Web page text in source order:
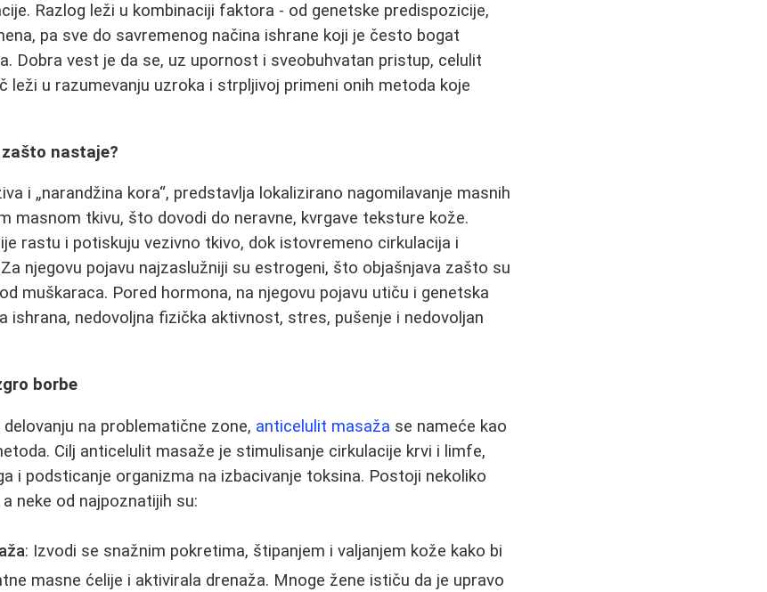
Razlog leži u kombinaciji faktora - od genetske predispozicije,
pa sve do savremenog načina ishrane koji je često bogat
Dobra vest je da se, uz upornost i sveobuhvatan pristup, celulit
leži u razumevanju uzroka i strpljivoj primeni onih metoda koje
nastaje?
i „narandžina kora“, predstavlja lokalizirano nagomilavanje masnih
masnom tkivu, što dovodi do neravne, kvrgave teksture kože.
rastu i potiskuju vezivno tkivo, dok istovremeno cirkulacija i
njegovu pojavu najzaslužniji su estrogeni, što objašnjava zašto su
muškaraca. Pored hormona, na njegovu pojavu utiču i genetska
ishrana, nedovoljna fizička aktivnost, stres, pušenje i nedovoljan
borbe
na problematične zone, anticelulit masaža se nameće kao
Cilj anticelulit masaže je stimulisanje cirkulacije krvi i limfe,
i podsticanje organizma na izbacivanje toksina. Postoji nekoliko
neke od najpoznatijih su:
: Izvodi se snažnim pokretima, štipanjem i valjanjem kože kako bi
masne ćelije i aktivirala drenaža. Mnoge žene ističu da je upravo